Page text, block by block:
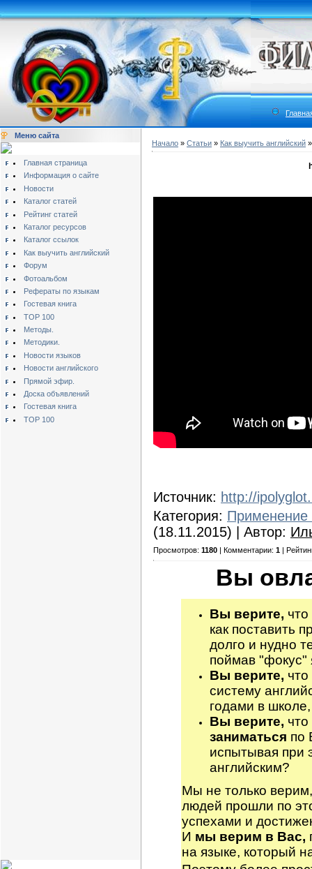
Меню сайта
Главная страница
Информация о сайте
Новости
Каталог статей
Рейтинг статей
Каталог ресурсов
Каталог ссылок
Как выучить английский
Форум
Фотоальбом
Рефераты по языкам
Гостевая книга
TOP 100
Методы.
Методики.
Новости языков
Новости английского
Прямой эфир.
Доска объявлений
Гостевая книга
TOP 100
Начало » Статьи » Как выучить английский
Источник: http://
Категория: Применение
(18.11.2015) | Автор:
Просмотров: 1180 | Комментарии: 1 |
Вы
Вы верите,
как поставить
долго и нудно
поймав "фокус"
Вы верите,
систему
годами в
Вы верите,
заниматься по
испытывая при
английским?
Мы не только
людей прошли по
успехами и
И мы верим в Вас,
на языке, который